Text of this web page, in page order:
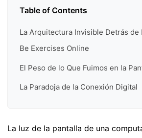
Table of Contents
La Arquitectura Invisible Detrás de
Be Exercises Online
El Peso de lo Que Fuimos en la
La Paradoja de la Conexión Digital
La luz de la pantalla de una